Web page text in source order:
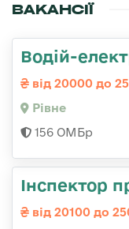
ВАКАНСІЇ
Водій-
від 20000 до
Рівне
156 ОМБр
Інспектор
від 20100 до